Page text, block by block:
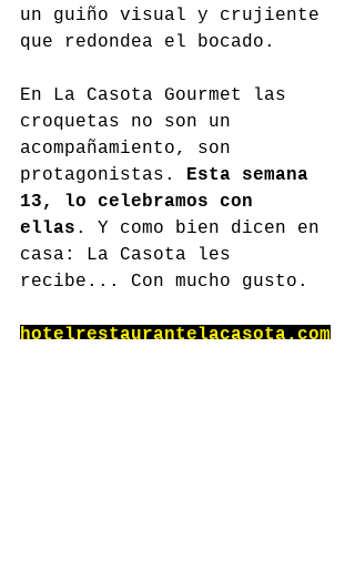
un guiño visual y crujiente
que redondea el bocado.
En La Casota Gourmet las
croquetas no son un
acompañamiento, son
protagonistas.
Esta semana
13, lo celebramos con
ellas . Y como bien dicen en
casa: La Casota les
recibe... Con mucho gusto.
hotelrestaurantelacasota.com